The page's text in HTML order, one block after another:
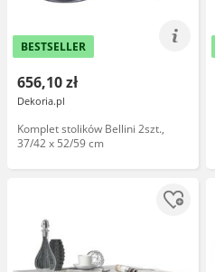
BESTSELLER
656,10 zł
Dekoria.pl
Komplet stolików Bellini 2szt.,
37/42 x 52/59 cm